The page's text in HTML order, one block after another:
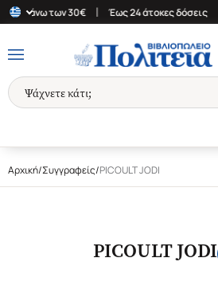
άνω των 30€ | Έως 24 άτοκες δόσεις
Αρχική/Συγγραφείς/PICOULT JODI
PICOULT JODI